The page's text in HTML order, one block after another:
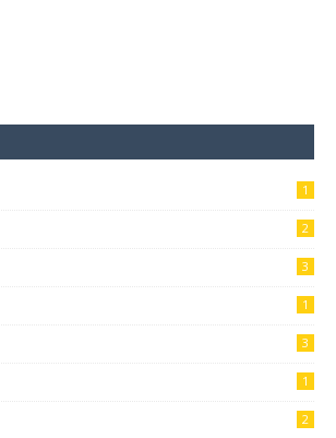
1
2
3
1
3
1
2